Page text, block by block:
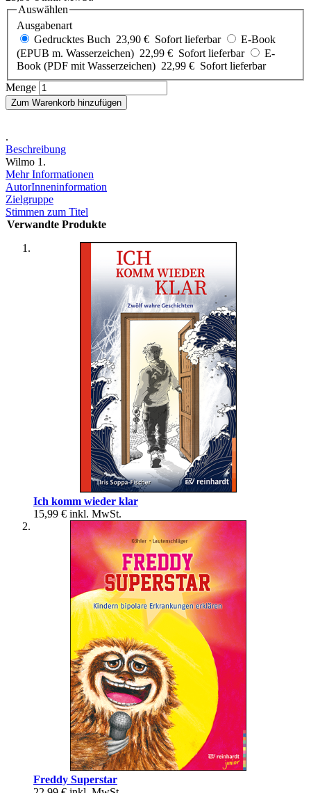
Auswählen
Ausgabenart
Gedrucktes Buch 23,90 € Sofort lieferbar
E-Book
(EPUB m. Wasserzeichen) 22,99 € Sofort lieferbar
E-
Book (PDF mit Wasserzeichen) 22,99 € Sofort lieferbar
Menge
Zum Warenkorb hinzufügen
.
Beschreibung
Wilmo 1.
Mehr Informationen
AutorInneninformation
Zielgruppe
Stimmen zum Titel
Verwandte Produkte
Ich komm wieder klar
15,99 € inkl. MwSt.
Freddy Superstar